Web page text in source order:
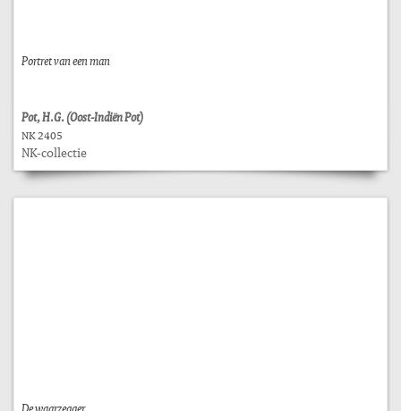
Portret van een man
Pot, H.G. (Oost-Indiën Pot)
NK 2405
NK-collectie